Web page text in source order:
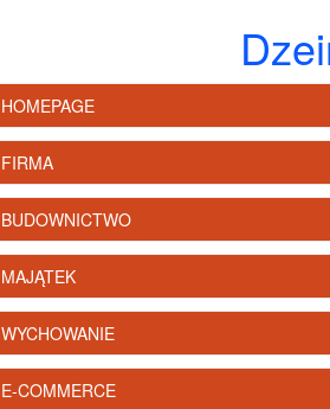
HOMEPAGE
FIRMA
BUDOWNICTWO
MAJĄTEK
WYCHOWANIE
E-COMMERCE